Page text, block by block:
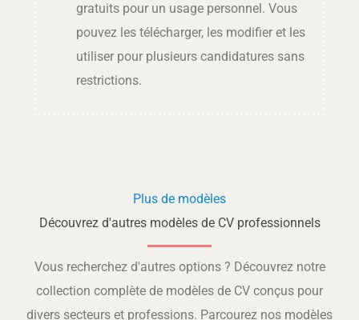
gratuits pour un usage personnel. Vous
pouvez les télécharger, les modifier et les
utiliser pour plusieurs candidatures sans
restrictions.
Plus de modèles
Découvrez d'autres modèles de CV professionnels
Vous recherchez d'autres options ? Découvrez notre
collection complète de modèles de CV conçus pour
divers secteurs et professions. Parcourez nos modèles